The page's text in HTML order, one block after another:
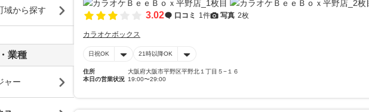
3.02 口コミ 1件 写真 2枚
カラオケボックス
日祝OK 21時以降OK
住所
大阪府大阪市平野区平野北１丁目５−１６
本日の営業状況 19:00〜29:00
域から探す
業種
ャー